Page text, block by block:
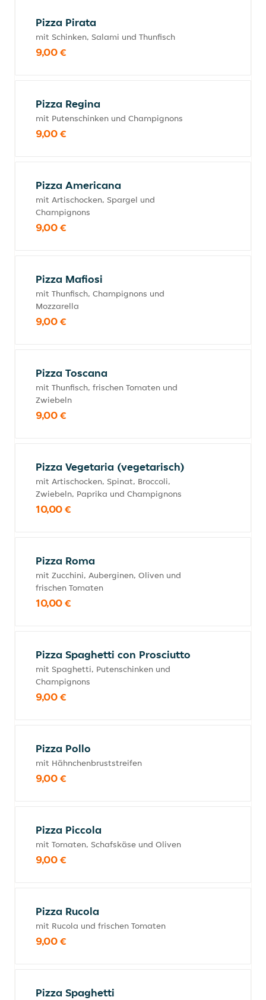
Pizza Pirata
mit Schinken, Salami und Thunfisch
9,00 €
Pizza Regina
mit Putenschinken und Champignons
9,00 €
Pizza Americana
mit Artischocken, Spargel und
Champignons
9,00 €
Pizza Mafiosi
mit Thunfisch, Champignons und
Mozzarella
9,00 €
Pizza Toscana
mit Thunfisch, frischen Tomaten und
Zwiebeln
9,00 €
Pizza Vegetaria (vegetarisch)
mit Artischocken, Spinat, Broccoli,
Zwiebeln, Paprika und Champignons
10,00 €
Pizza Roma
mit Zucchini, Auberginen, Oliven und
frischen Tomaten
10,00 €
Pizza Spaghetti con Prosciutto
mit Spaghetti, Putenschinken und
Champignons
9,00 €
Pizza Pollo
mit Hähnchenbruststreifen
9,00 €
Pizza Piccola
mit Tomaten, Schafskäse und Oliven
9,00 €
Pizza Rucola
mit Rucola und frischen Tomaten
9,00 €
Pizza Spaghetti